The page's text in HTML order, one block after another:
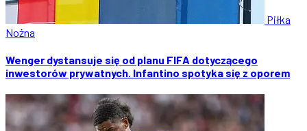
Piłka
Nożna
Wenger dystansuje się od planu FIFA dotyczącego
inwestorów prywatnych. Infantino spotyka się z oporem